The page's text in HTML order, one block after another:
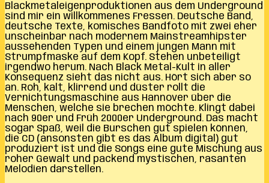
Blackmetaleigenproduktionen aus dem Underground
sind mir ein willkommenes Fressen. Deutsche Band,
deutsche Texte, komisches Bandfoto mit zwei eher
unscheinbar nach modernem Mainstreamhipster
aussehenden Typen und einem jungen Mann mit
Strumpfmaske auf dem Kopf. Stehen unbeteiligt
irgendwo herum. Nach Black Metal-Kult in aller
Konsequenz sieht das nicht aus. Hört sich aber so
an. Roh, kalt, klirrend und düster rollt die
Vernichtungsmaschine aus Hannover über die
Menschen, welche sie brechen möchte. Klingt dabei
nach 90er und Früh 2000er Underground. Das macht
sogar Spaß, weil die Burschen gut spielen können,
die CD (ansonsten gibt es das Album digital) gut
produziert ist und die Songs eine gute Mischung aus
roher Gewalt und packend mystischen, rasanten
Melodien darstellen.